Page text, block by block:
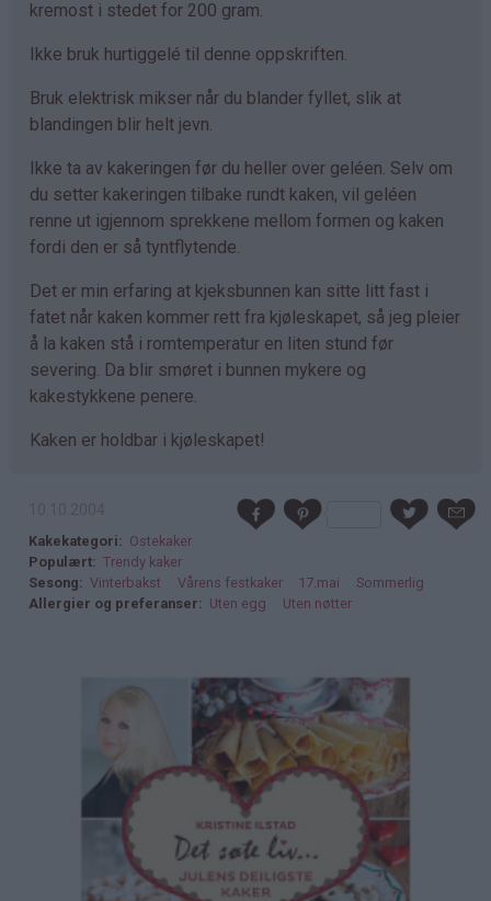
kremost i stedet for 200 gram.
Ikke bruk hurtiggelé til denne oppskriften.
Bruk elektrisk mikser når du blander fyllet, slik at
blandingen blir helt jevn.
Ikke ta av kakeringen før du heller over geléen. Selv om
du setter kakeringen tilbake rundt kaken, vil geléen
renne ut igjennom sprekkene mellom formen og kaken
fordi den er så tyntflytende.
Det er min erfaring at kjeksbunnen kan sitte litt fast i
fatet når kaken kommer rett fra kjøleskapet, så jeg pleier
å la kaken stå i romtemperatur en liten stund før
severing. Da blir smøret i bunnen mykere og
kakestykkene penere.
Kaken er holdbar i kjøleskapet!
Kakekategori
Ostekaker
Populært
Trendy kaker
Sesong
Vinterbakst Vårens festkaker 17.mai
Sommerlig
Allergier og preferanser
Uten egg Uten nøtter